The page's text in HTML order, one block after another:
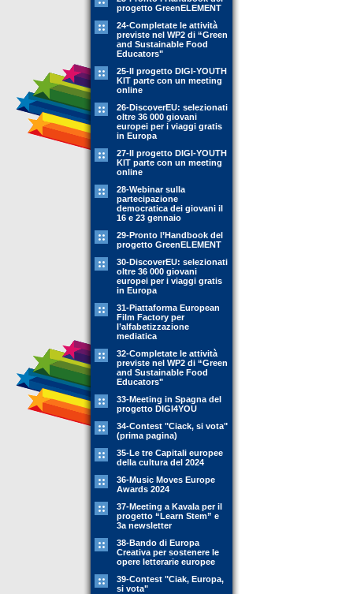
progetto GreenELEMENT
24-Completate le attività
previste nel WP2 di “Green
and Sustainable Food
Educators"
25-Il progetto DIGI-YOUTH
KIT parte con un meeting
online
26-DiscoverEU: selezionati
oltre 36 000 giovani
europei per i viaggi gratis
in Europa
27-Il progetto DIGI-YOUTH
KIT parte con un meeting
online
28-Webinar sulla
partecipazione
democratica dei giovani il
16 e 23 gennaio
29-Pronto l’Handbook del
progetto GreenELEMENT
30-DiscoverEU: selezionati
oltre 36 000 giovani
europei per i viaggi gratis
in Europa
31-Piattaforma European
Film Factory per
l’alfabetizzazione
mediatica
32-Completate le attività
previste nel WP2 di “Green
and Sustainable Food
Educators"
33-Meeting in Spagna del
progetto DIGI4YOU
34-Contest "Ciack, si vota"
(prima pagina)
35-Le tre Capitali europee
della cultura del 2024
36-Music Moves Europe
Awards 2024
37-Meeting a Kavala per il
progetto “Learn Stem” e
3a newsletter
38-Bando di Europa
Creativa per sostenere le
opere letterarie europee
39-Contest "Ciak, Europa,
si vota"